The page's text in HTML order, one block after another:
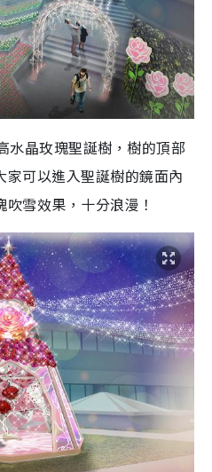
水晶玫瑰聖誕樹，樹的頂部
可以進入聖誕樹的鏡面內
雪效果，十分浪漫！